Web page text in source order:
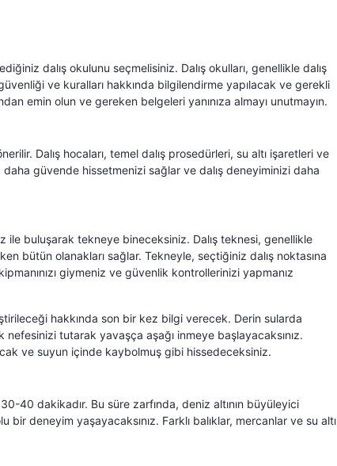
dalış okulunu seçmelisiniz. Dalış okulları, genellikle dalış
ve kuralları hakkında bilgilendirme yapılacak ve gerekli
emin olun ve gereken belgeleri yanınıza almayı unutmayın.
Dalış hocaları, temel dalış prosedürleri, su altı işaretleri ve
güvende hissetmenizi sağlar ve dalış deneyiminizi daha
ile buluşarak tekneye bineceksiniz. Dalış teknesi, genellikle
bütün olanakları sağlar. Tekneyle, seçtiğiniz dalış noktasına
giymeniz ve güvenlik kontrollerinizi yapmanız
hakkında son bir kez bilgi verecek. Derin sularda
tutarak yavaşça aşağı inmeye başlayacaksınız.
ve suyun içinde kaybolmuş gibi hissedeceksiniz.
40 dakikadır. Bu süre zarfında, deniz altının büyüleyici
deneyim yaşayacaksınız. Farklı balıklar, mercanlar ve su altı